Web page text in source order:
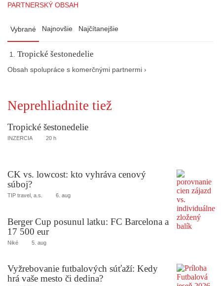
PARTNERSKÝ OBSAH
Vybrané Najnovšie Najčítanejšie
Tropické šestonedelie
Obsah spolupráce s komerčnými partnermi ›
Neprehliadnite tiež
Tropické šestonedelie
INZERCIA 20 h
CK vs. lowcost: kto vyhráva cenový
súboj?
TIP travel, a.s. 6. aug
Berger Cup posunul latku: FC Barcelona a
17 500 eur
Niké 5. aug
Vyžrebovanie futbalových súťaží: Kedy
hrá vaše mesto či dedina?